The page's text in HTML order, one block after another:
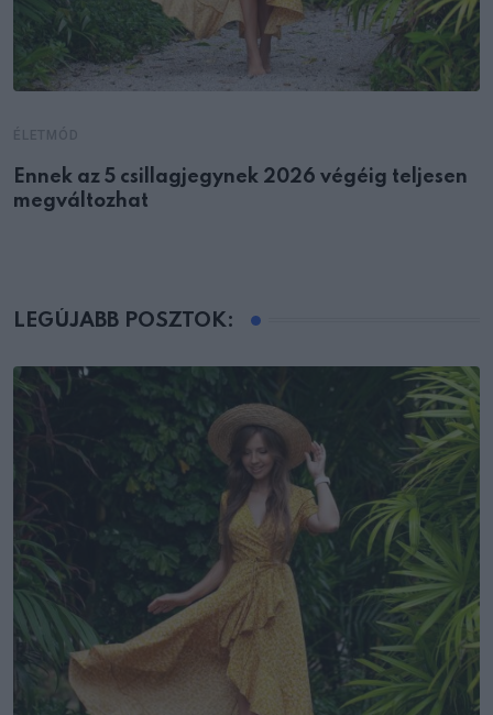
Ennek az 5 csillagjegynek 2026 végéig teljesen
megváltozhat
LEGÚJABB POSZTOK: